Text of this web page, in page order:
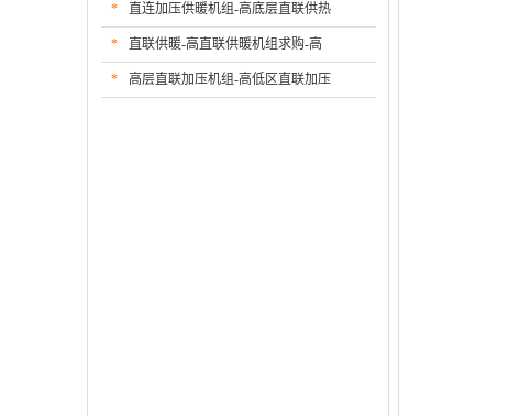
* 直连加压供暖机组-高底层直联供热
* 直联供暖-高直联供暖机组求购-高
* 高层直联加压机组-高低区直联加压